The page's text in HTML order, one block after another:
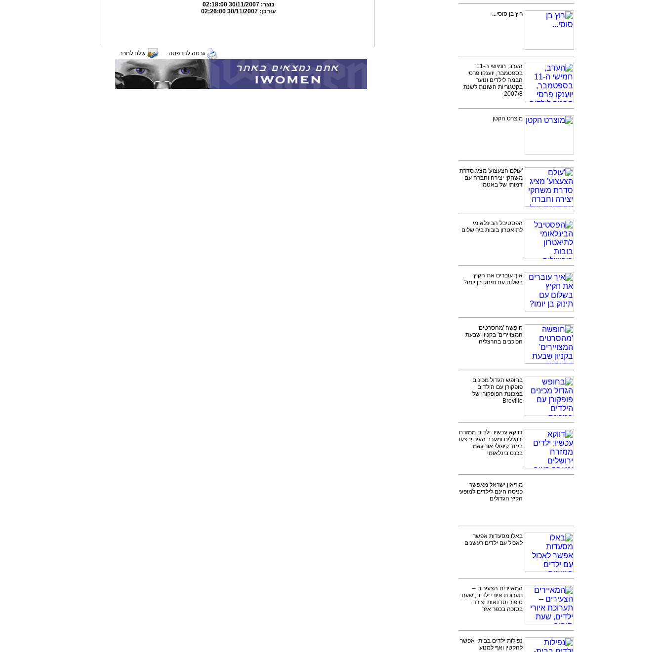
רוץ בן סוסי...
הערב, חמישי ה-11
בספטמבר, יוענקו פרסי
הבמה לילדים ונוער
בקטגוריות השונות לשנת
2007/8
מוצרט הקטן
'עולם הצעצוע' מציג סדרת
משחקי יצירה וחברה עם
דמותו של באטמן
הפסטיבל הבינלאומי
לתיאטרון בובות בירושלים
איך עוברים את הקיץ
בשלום עם תינוק בן יומו?
חופשה 'מהסרטים
המצויירים' בקניון שבעת
הכוכבים בהרצליה
בחופש הגדול מכינים
פופקורן עם הילדים
במכונת הפופקורן של
Breville
דווקא עכשיו: ילדים ממזרח
ירושלים ומערב העיר יבצעו
ביחד קיפולי אוריגאמי
בכנס בינלאומי
מוזיאון ישראל מאפשר
כניסה חינם לילדים למופעי
הקיץ הגדולים
באלו מסעדות אפשר
לאכול עם ילדים רעשנים
המאיירים הצעירים –
תערוכת איורי ילדים, שעת
סיפור וסדנאות יצירה
בסוכה בכפר אזר
נפילות ילדים בבית- אפשר
להקטין ואף למנוע
נוצר:30/11/2007 02:18:00
עודכן:30/11/2007 02:26:00
גרסה להדפסה שלח לחבר